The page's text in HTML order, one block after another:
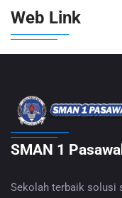
Web Link
SMAN 1
Sekolah terbaik solusi